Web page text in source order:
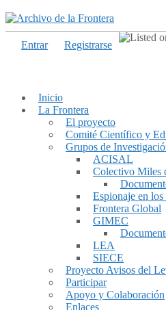
Inicio
La Frontera
El proyecto
Comité Científico y
Grupos de
ACISAL
Colectivo Miles
Espionaje en
Frontera Global
GIMEC
LEA
SIECE
Proyecto Avisos del
Participar
Apoyo y Colaboración
Enlaces
Entrar Registrarse